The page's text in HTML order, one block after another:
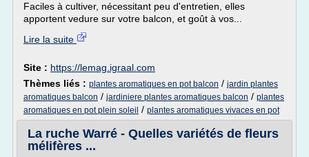
Faciles à cultiver, nécessitant peu d'entretien, elles
apportent vedure sur votre balcon, et goût à vos...
Lire la suite
Site : https://lemag.igraal.com
Thèmes liés : plantes aromatiques en pot balcon / jardin plantes
aromatiques balcon / jardiniere plantes aromatiques balcon / plantes
aromatiques en pot plein soleil / plantes aromatiques vivaces en pot
La ruche Warré - Quelles variétés de fleurs
mélifères ...